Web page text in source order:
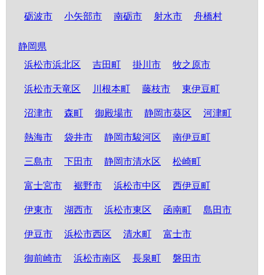
砺波市 小矢部市 南砺市 射水市 舟橋村
静岡県
浜松市浜北区
吉田町 掛川市 牧之原市
浜松市天竜区 川根本町 藤枝市 東伊豆町
沼津市 森町 御殿場市 静岡市葵区 河津町
熱海市 袋井市 静岡市駿河区 南伊豆町
三島市 下田市 静岡市清水区 松崎町
富士宮市 裾野市 浜松市中区 西伊豆町
伊東市 湖西市 浜松市東区 函南町 島田市
伊豆市 浜松市西区 清水町 富士市
御前崎市 浜松市南区 長泉町 磐田市